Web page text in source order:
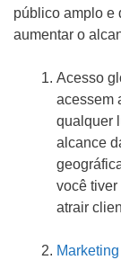
público amplo e
aumentar o
Acesso
acessem
qualquer
alcance
você
atrair
Marketing